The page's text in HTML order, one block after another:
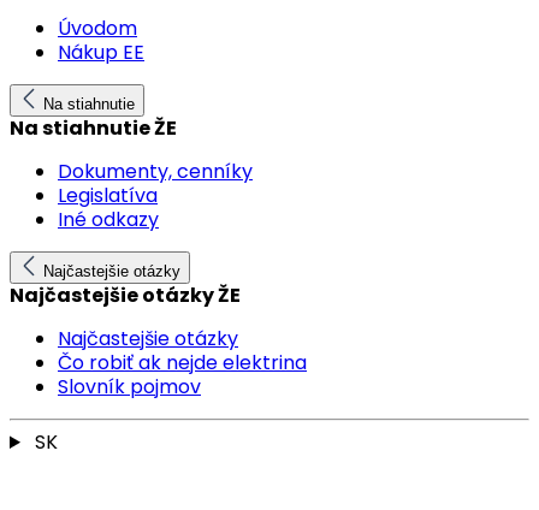
Úvodom
Nákup EE
Na stiahnutie
Na stiahnutie ŽE
Dokumenty, cenníky
Legislatíva
Iné odkazy
Najčastejšie otázky
Najčastejšie otázky ŽE
Najčastejšie otázky
Čo robiť ak nejde elektrina
Slovník pojmov
SK